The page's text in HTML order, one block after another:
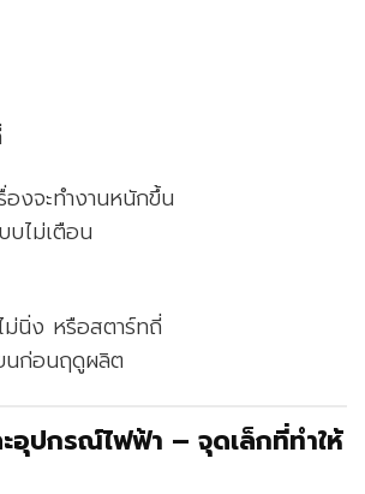
งจะทำงานหนักขึ้น
บไม่เตือน
ม่นิ่ง หรือสตาร์ทถี่
นก่อนฤดูผลิต
ะอุปกรณ์ไฟฟ้า – จุดเล็กที่ทำให้